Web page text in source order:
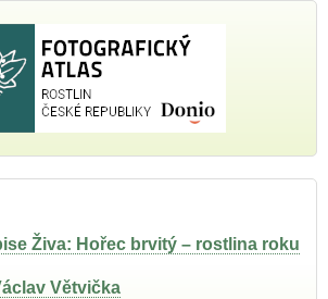
Živa: Hořec brvitý – rostlina roku
Větvička